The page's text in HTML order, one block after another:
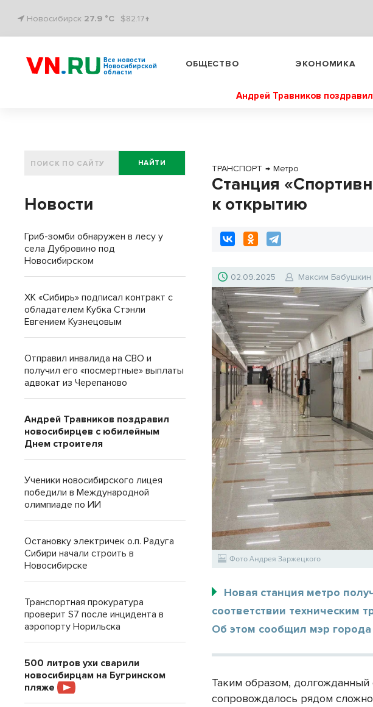
Новосибирск 27.9 °C $82.17↑
Все новости
Новосибирской
области
ОБЩЕСТВО ЭКОНОМИКА
Андрей Травников
ТРАНСПОРТ → Метро
Станция
к открытию
02.09.2025 Максим Бабушкин
Фото Андрея Заржецкого
Новая станция метро
соответствии техническим
Об этом сообщил мэр
Таким образом, долгожданный
сопровождалось рядом
НАЙТИ
Новости
Гриб-зомби обнаружен в лесу у
села Дубровино под
Новосибирском
ХК «Сибирь» подписал контракт с
обладателем Кубка Стэнли
Евгением Кузнецовым
Отправил инвалида на СВО и
получил его «посмертные» выплаты
адвокат из Черепаново
Андрей Травников поздравил
новосибирцев с юбилейным
Днем строителя
Ученики новосибирского лицея
победили в Международной
олимпиаде по ИИ
Остановку электричек о.п. Радуга
Сибири начали строить в
Новосибирске
Транспортная прокуратура
проверит S7 после инцидента в
аэропорту Норильска
500 литров ухи сварили
новосибирцам на Бугринском
пляже